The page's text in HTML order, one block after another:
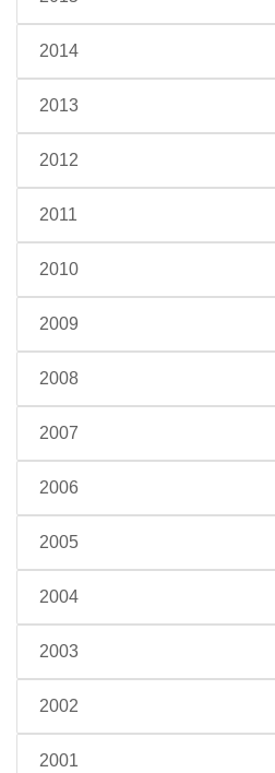
2014
2013
2012
2011
2010
2009
2008
2007
2006
2005
2004
2003
2002
2001